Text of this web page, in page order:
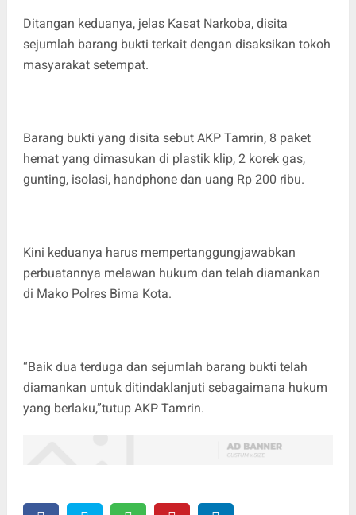
Ditangan keduanya, jelas Kasat Narkoba, disita
sejumlah barang bukti terkait dengan disaksikan tokoh
masyarakat setempat.
Barang bukti yang disita sebut AKP Tamrin, 8 paket
hemat yang dimasukan di plastik klip, 2 korek gas,
gunting, isolasi, handphone dan uang Rp 200 ribu.
Kini keduanya harus mempertanggungjawabkan
perbuatannya melawan hukum dan telah diamankan
di Mako Polres Bima Kota.
“Baik dua terduga dan sejumlah barang bukti telah
diamankan untuk ditindaklanjuti sebagaimana hukum
yang berlaku,”tutup AKP Tamrin.